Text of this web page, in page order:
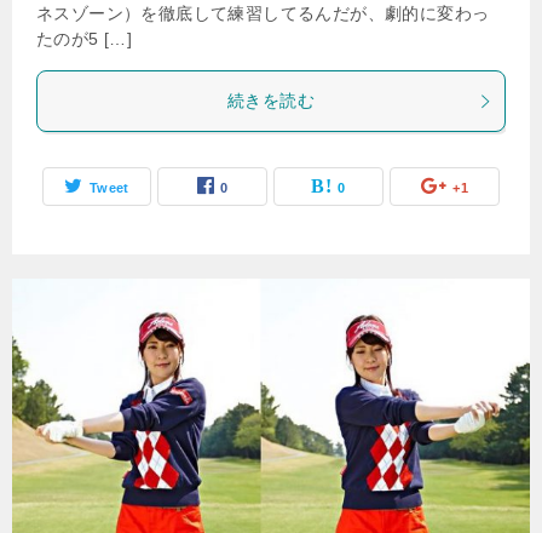
ネスゾーン）を徹底して練習してるんだが、劇的に変わっ
たのが5 […]
続きを読む
Tweet 0 0 +1